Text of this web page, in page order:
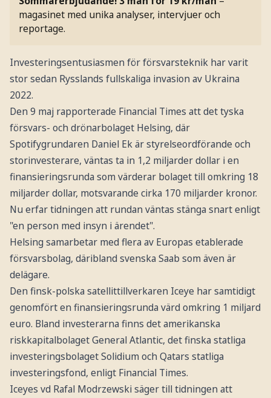
magasinet med unika analyser, intervjuer och
reportage.
Investeringsentusiasmen för försvarsteknik har varit
stor sedan Rysslands fullskaliga invasion av Ukraina
2022.
Den 9 maj rapporterade Financial Times att det tyska
försvars- och drönarbolaget Helsing, där
Spotifygrundaren Daniel Ek är styrelseordförande och
storinvesterare, väntas ta in 1,2 miljarder dollar i en
finansieringsrunda som värderar bolaget till omkring 18
miljarder dollar, motsvarande cirka 170 miljarder kronor.
Nu erfar tidningen att rundan väntas stänga snart enligt
"en person med insyn i ärendet".
Helsing samarbetar med flera av Europas etablerade
försvarsbolag, däribland svenska Saab som även är
delägare.
Den finsk-polska satellittillverkaren Iceye har samtidigt
genomfört en finansieringsrunda värd omkring 1 miljard
euro. Bland investerarna finns det amerikanska
riskkapitalbolaget General Atlantic, det finska statliga
investeringsbolaget Solidium och Qatars statliga
investeringsfond, enligt Financial Times.
Iceyes vd Rafal Modrzewski säger till tidningen att